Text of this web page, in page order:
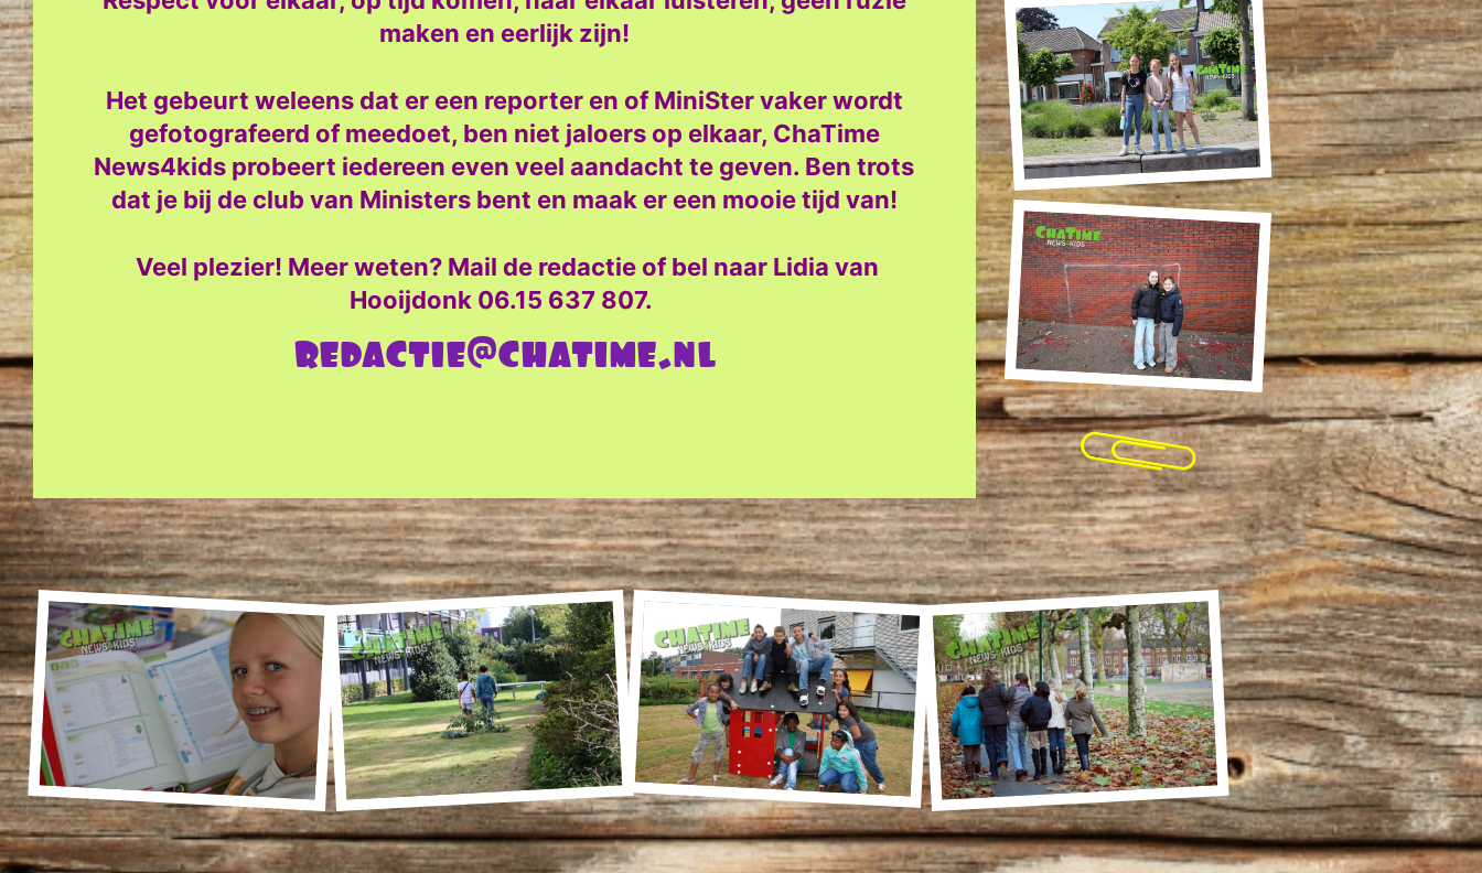
maken en eerlijk zijn!
Het gebeurt weleens dat er een reporter en of MiniSter vaker wordt
gefotografeerd of meedoet, ben niet jaloers op elkaar, ChaTime
News4kids probeert iedereen even veel aandacht te geven. Ben trots
dat je bij de club van Ministers bent en maak er een mooie tijd van!
Veel plezier! Meer weten? Mail de redactie of bel naarLidia van
Hooijdonk 06.15 637 807.
redactie@chatime.nl